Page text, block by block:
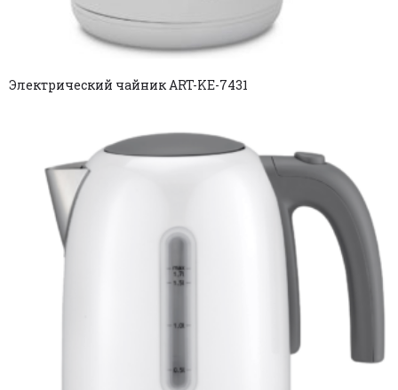
Электрический чайник ART-KE-7431